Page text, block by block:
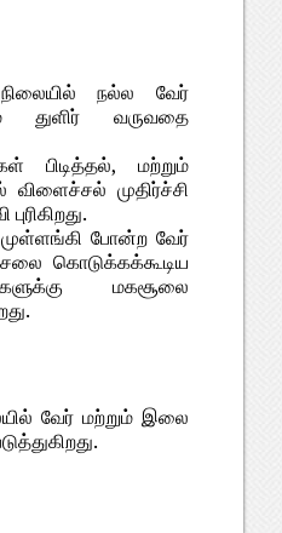
நல்ல வேர்
துளிர் வருவதை
பிடித்தல், மற்றும்
விளைச்சல் முதிர்ச்சி
போன்ற வேர்
கொடுக்கக்கூடிய
மகசூலை
வேர் மற்றும் இலை